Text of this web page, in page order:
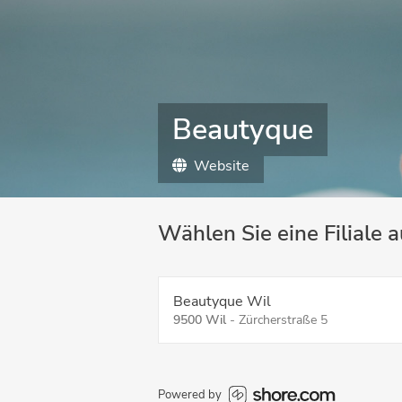
Beautyque
Website
Wählen Sie eine Filiale
Beautyque Wil
9500 Wil - Zürcherstraße 5
Powered by